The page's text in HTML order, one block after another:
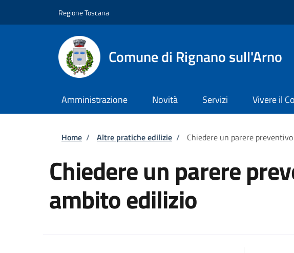
Regione Toscana
Comune di Rignano sull'Arno
Amministrazione Novità Servizi Vivere il
Briciole di pane
Home / Altre pratiche edilizie / Chiedere un parere
Chiedere un parere
ambito edilizio